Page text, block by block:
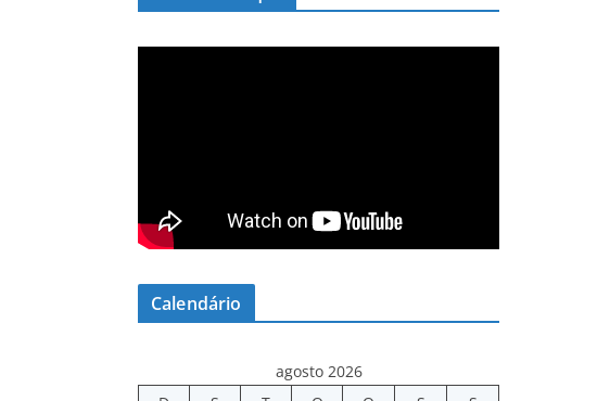
Calendário
agosto 2026